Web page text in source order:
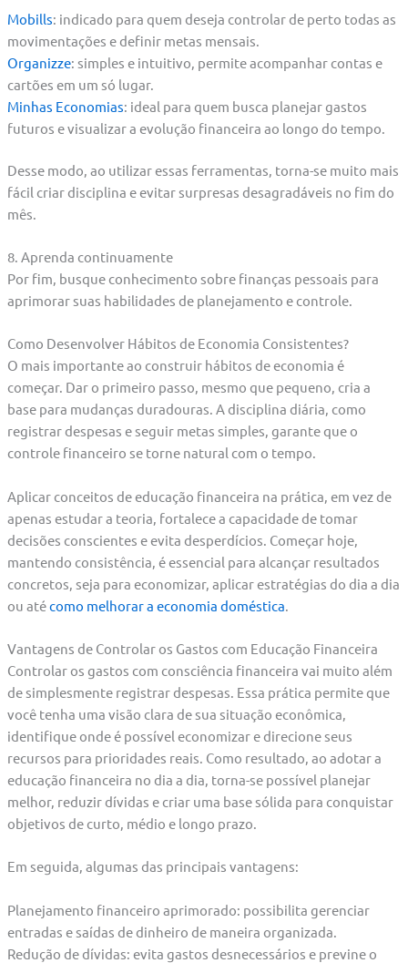
Mobills: indicado para quem deseja controlar de perto todas as
movimentações e definir metas mensais.
Organizze: simples e intuitivo, permite acompanhar contas e
cartões em um só lugar.
Minhas Economias: ideal para quem busca planejar gastos
futuros e visualizar a evolução financeira ao longo do tempo.
Desse modo, ao utilizar essas ferramentas, torna-se muito mais
fácil criar disciplina e evitar surpresas desagradáveis no fim do
mês.
8. Aprenda continuamente
Por fim, busque conhecimento sobre finanças pessoais para
aprimorar suas habilidades de planejamento e controle.
Como Desenvolver Hábitos de Economia Consistentes?
O mais importante ao construir hábitos de economia é
começar. Dar o primeiro passo, mesmo que pequeno, cria a
base para mudanças duradouras. A disciplina diária, como
registrar despesas e seguir metas simples, garante que o
controle financeiro se torne natural com o tempo.
Aplicar conceitos de educação financeira na prática, em vez de
apenas estudar a teoria, fortalece a capacidade de tomar
decisões conscientes e evita desperdícios. Começar hoje,
mantendo consistência, é essencial para alcançar resultados
concretos, seja para economizar, aplicar estratégias do dia a dia
ou atécomo melhorar a economia doméstica
Vantagens de Controlar os Gastos com Educação Financeira
Controlar os gastos com consciência financeira vai muito além
de simplesmente registrar despesas. Essa prática permite que
você tenha uma visão clara de sua situação econômica,
identifique onde é possível economizar e direcione seus
recursos para prioridades reais. Como resultado, ao adotar a
educação financeira no dia a dia, torna-se possível planejar
melhor, reduzir dívidas e criar uma base sólida para conquistar
objetivos de curto, médio e longo prazo.
Em seguida, algumas das principais vantagens:
Planejamento financeiro aprimorado: possibilita gerenciar
entradas e saídas de dinheiro de maneira organizada.
Redução de dívidas: evita gastos desnecessários e previne o